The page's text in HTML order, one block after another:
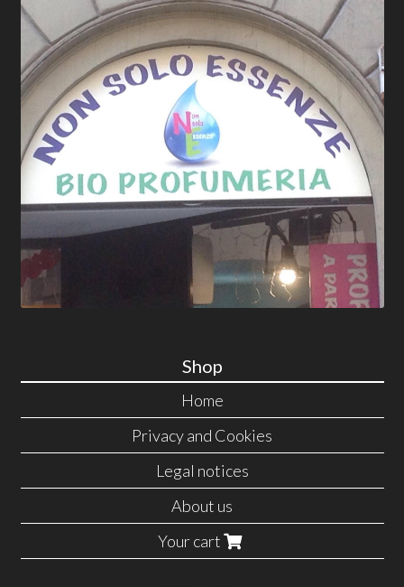
Shop
Home
Privacy and Cookies
Legal notices
About us
Your cart